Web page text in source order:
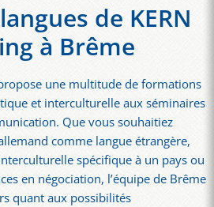
de KERN
à Brême
une multitude de formations
et interculturelle aux séminaires
Que vous souhaitiez
comme langue étrangère,
spécifique à un pays ou
en négociation, l’équipe de Brême
quant aux possibilités